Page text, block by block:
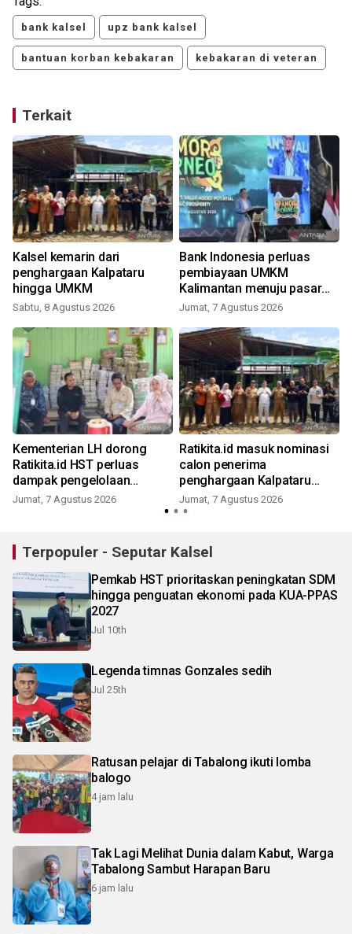
bank kalsel upz bank kalsel
bantuan korban kebakaran kebakaran di veteran
Terkait
Kalsel kemarin dari
penghargaan Kalpataru
hingga UMKM
Sabtu, 8 Agustus 2026
Bank Indonesia perluas
pembiayaan UMKM
Kalimantan menuju pasar
global
Jumat, 7 Agustus 2026
Kementerian LH dorong
Ratikita.id HST perluas
dampak pengelolaan
sampah
Jumat, 7 Agustus 2026
Ratikita.id masuk nominasi
calon penerima
penghargaan Kalpataru
Kementerian LH 2026
Jumat, 7 Agustus 2026
Terpopuler - Seputar Kalsel
Pemkab HST prioritaskan peningkatan SDM
hingga penguatan ekonomi pada KUA-PPAS
2027
Jul 10th
Legenda timnas Gonzales sedih
Jul 25th
Ratusan pelajar di Tabalong ikuti lomba
balogo
4 jam lalu
Tak Lagi Melihat Dunia dalam Kabut, Warga
Tabalong Sambut Harapan Baru
6 jam lalu